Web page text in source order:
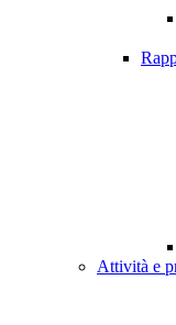
Attività e